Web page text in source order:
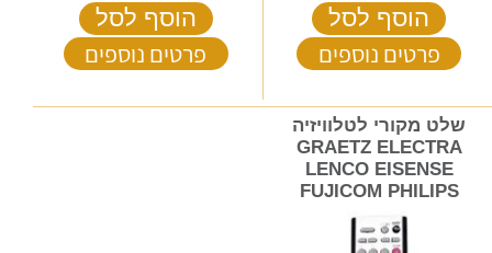
הוסף לסל
פרטים נוספים
הוסף לסל
פרטים נוספים
שלט מקורי לטלוויזיה
GRAETZ ELECTRA
LENCO EISENSE
FUJICOM PHILIPS